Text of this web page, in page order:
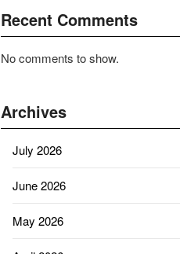
Recent Comments
No comments to show.
Archives
July 2026
June 2026
May 2026